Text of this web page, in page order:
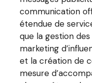
communication
étendue de
que la gestion
marketing
et la création de
mesure